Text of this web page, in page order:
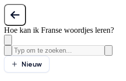
Hoe kan ik Franse woordjes leren?
Nieuw